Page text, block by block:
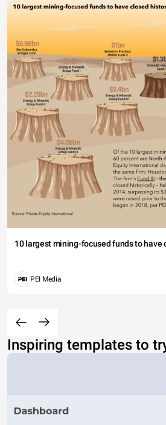
10 largest mining-focused funds to have
PEI Media
Inspiring templates to